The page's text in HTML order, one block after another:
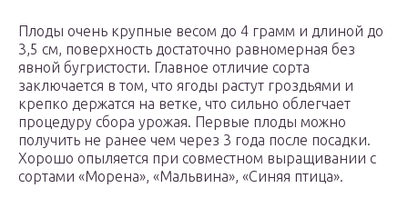
Плоды очень крупные весом до 4 грамм и длиной до
3,5 см, поверхность достаточно равномерная без
явной бугристости. Главное отличие сорта
заключается в том, что ягоды растут гроздьями и
крепко держатся на ветке, что сильно облегчает
процедуру сбора урожая. Первые плоды можно
получить не ранее чем через 3 года после посадки.
Хорошо опыляется при совместном выращивании с
сортами «Морена», «Мальвина», «Синяя птица».